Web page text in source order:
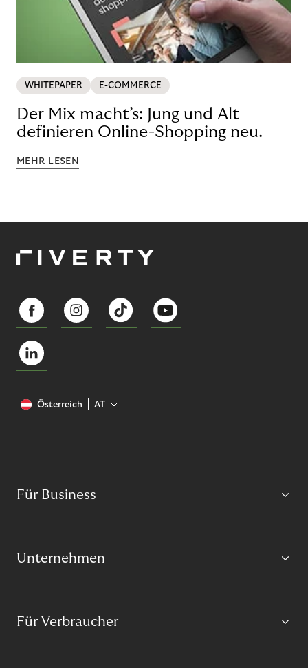
WHITEPAPER E-COMMERCE
Der Mix macht’s: Jung und Alt
definieren Online-Shopping neu.
MEHR LESEN
Österreich AT
Für Business
Unternehmen
Für Verbraucher